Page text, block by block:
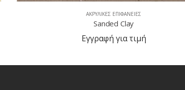
ΑΚΡΥΛΙΚΈΣ ΕΠΙΦΆΝΕΙΕΣ
Solid Natural
Εγγραφή για τιμή